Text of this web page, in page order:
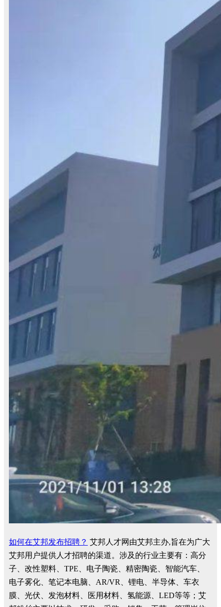
如何在艾邦发布招聘？ 艾邦人才网由艾邦主办,旨在为广大
艾邦用户提供人才招聘的渠道。涉及的行业主要有：高分
子、改性塑料、TPE、电子陶瓷、精密陶瓷、智能汽车、
电子雾化、笔记本电脑、AR/VR、锂电、半导体、车衣
膜、光伏、发泡材料、医用材料、氢能源、LED等等；艾